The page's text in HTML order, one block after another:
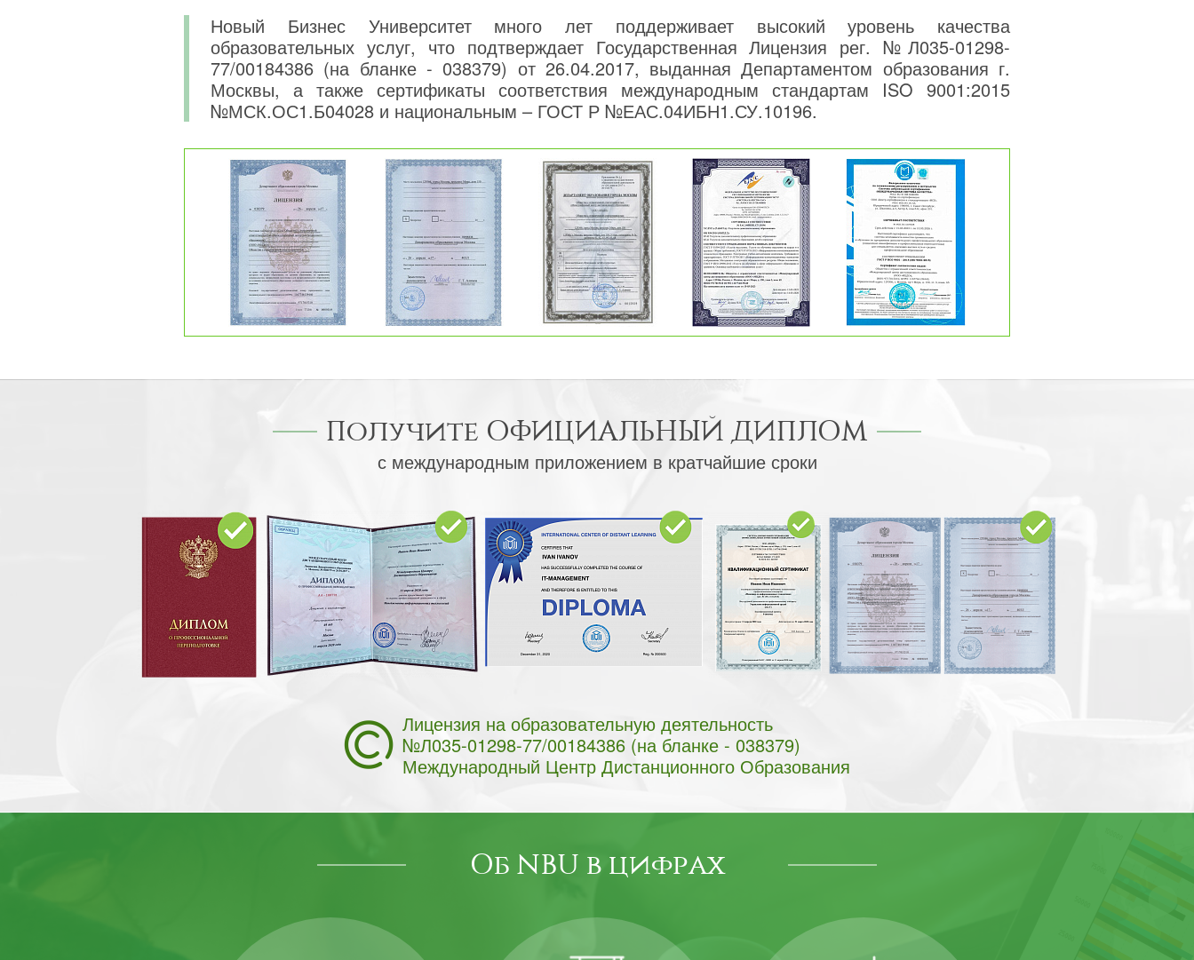
Новый Бизнес Университет много лет поддерживает высокий уровень качества
образовательных услуг, что подтверждает Государственная Лицензия рег. №Л035-01298-
77/00184386 (на бланке - 038379) от 26.04.2017, выданная Департаментом образования г.
Москвы, а также сертификаты соответствия международным стандартам ISO 9001:2015
№МСК.ОС1.Б04028 и национальным – ГОСТ Р №ЕАС.04ИБН1.СУ.10196.
Получите ОФИЦИАЛЬНЫЙ ДИПЛОМ
с международным приложением в кратчайшие сроки
Лицензия на образовательную деятельность
№Л035-01298-77/00184386 (на бланке - 038379)
Международный Центр Дистанционного Образования
Об NBU в цифрах